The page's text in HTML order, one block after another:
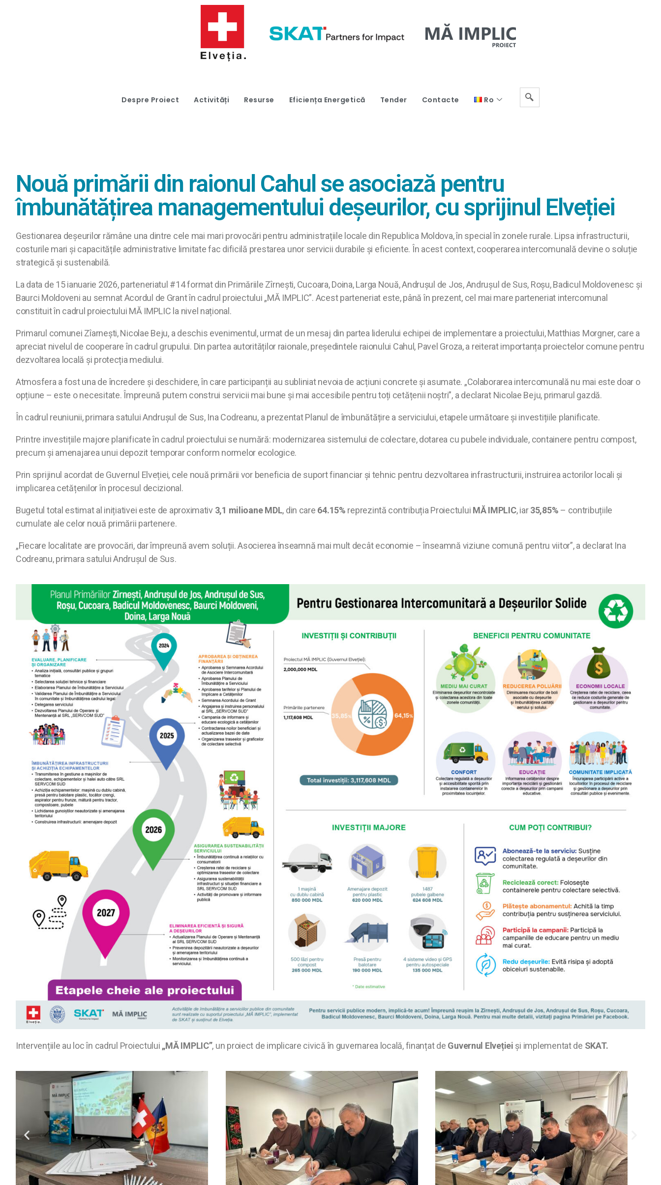
Despre Proiect Activități Resurse Eficiența Energetică Tender Contacte Ro
Nouă primării din raionul Cahul se asociază pentru
îmbunătățirea managementului deșeurilor, cu sprijinul Elveției
Gestionarea deșeurilor rămâne una dintre cele mai mari provocări pentru administrațiile locale din Republica Moldova, în special în zonele rurale. Lipsa infrastructurii,
costurile mari și capacitățile administrative limitate fac dificilă prestarea unor servicii durabile și eficiente. În acest context, cooperarea intercomunală devine o soluție
strategică și sustenabilă.
La data de 15 ianuarie 2026, parteneriatul #14 format din Primăriile Zîrnești, Cucoara, Doina, Larga Nouă, Andrușul de Jos, Andrușul de Sus, Roșu, Badicul Moldovenesc și
Baurci Moldoveni au semnat Acordul de Grant în cadrul proiectului „MĂ IMPLIC”. Acest parteneriat este, până în prezent, cel mai mare parteneriat intercomunal
constituit în cadrul proiectului MĂ IMPLIC la nivel național.
Primarul comunei Zîarnești, Nicolae Beju, a deschis evenimentul, urmat de un mesaj din partea liderului echipei de implementare a proiectului, Matthias Morgner, care a
apreciat nivelul de cooperare în cadrul grupului. Din partea autorităților raionale, președintele raionului Cahul, Pavel Groza, a reiterat importanța proiectelor comune pentru
dezvoltarea locală și protecția mediului.
Atmosfera a fost una de încredere și deschidere, în care participanții au subliniat nevoia de acțiuni concrete și asumate. „Colaborarea intercomunală nu mai este doar o
opțiune – este o necesitate. Împreună putem construi servicii mai bune și mai accesibile pentru toți cetățenii noștri”, a declarat Nicolae Beju, primarul gazdă.
În cadrul reuniunii, primara satului Andrușul de Sus, Ina Codreanu, a prezentat Planul de îmbunătățire a serviciului, etapele următoare și investițiile planificate.
Printre investițiile majore planificate în cadrul proiectului se numără: modernizarea sistemului de colectare, dotarea cu pubele individuale, containere pentru compost,
precum și amenajarea unui depozit temporar conform normelor ecologice.
Prin sprijinul acordat de Guvernul Elveției, cele nouă primării vor beneficia de suport financiar și tehnic pentru dezvoltarea infrastructurii, instruirea actorilor locali și
implicarea cetățenilor în procesul decizional.
Bugetul total estimat al inițiativei este de aproximativ 3,1 milioane MDL, din care 64.15% reprezintă contribuția Proiectului MĂ IMPLIC, iar35,85% – contribuțiile
cumulate ale celor nouă primării partenere.
„Fiecare localitate are provocări, dar împreună avem soluții. Asocierea înseamnă mai mult decât economie – înseamnă viziune comună pentru viitor”, a declarat Ina
Codreanu, primara satului Andrușul de Sus.
Intervențiile au loc în cadrul Proiectului „MĂ IMPLIC”, un proiect de implicare civică în guvernarea locală, finanțat de Guvernul Elveției și implementat de SKAT.